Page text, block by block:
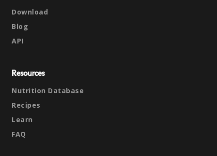
Download
Blog
API
Resources
Nutrition Database
Recipes
Learn
FAQ